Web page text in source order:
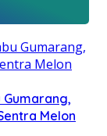
Gumarang,
Melon